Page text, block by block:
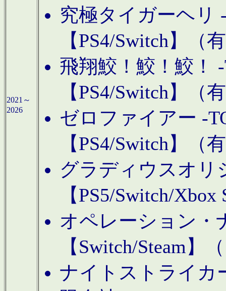
2021～
2026
究極タイガーヘリ
【PS4/Switch】（
飛翔鮫！鮫！鮫！
【PS4/Switch】（
ゼロファイアー -
【PS4/Switch】（
グラディウスオリ
【PS5/Switch/
オペレーション・
【Switch/Steam】
ナイトストライカ